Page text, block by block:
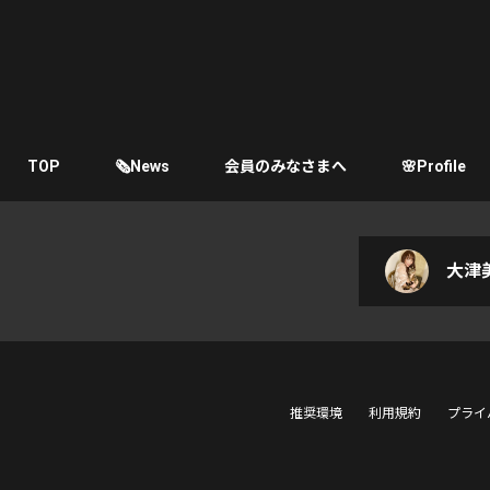
TOP 🗞News 会員のみなさまへ 🌸Profile
大津
推奨環境 利用規約 プラ